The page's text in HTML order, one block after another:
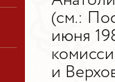
(см.:
июня
и